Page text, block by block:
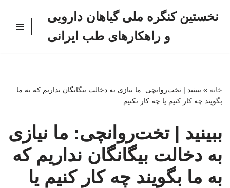
نخستین کنگره ملی گیاهان دارویی
و راهکارهای طب ایرانی
خانه » ببینید | تخت‌روانچی: ما نیازی به دخالت بیگانگان نداریم که به ما
بگویند چه کار کنیم یا چه کار نکنیم
ببینید | تخت‌روانچی: ما نیازی
به دخالت بیگانگان نداریم که
به ما بگویند چه کار کنیم یا